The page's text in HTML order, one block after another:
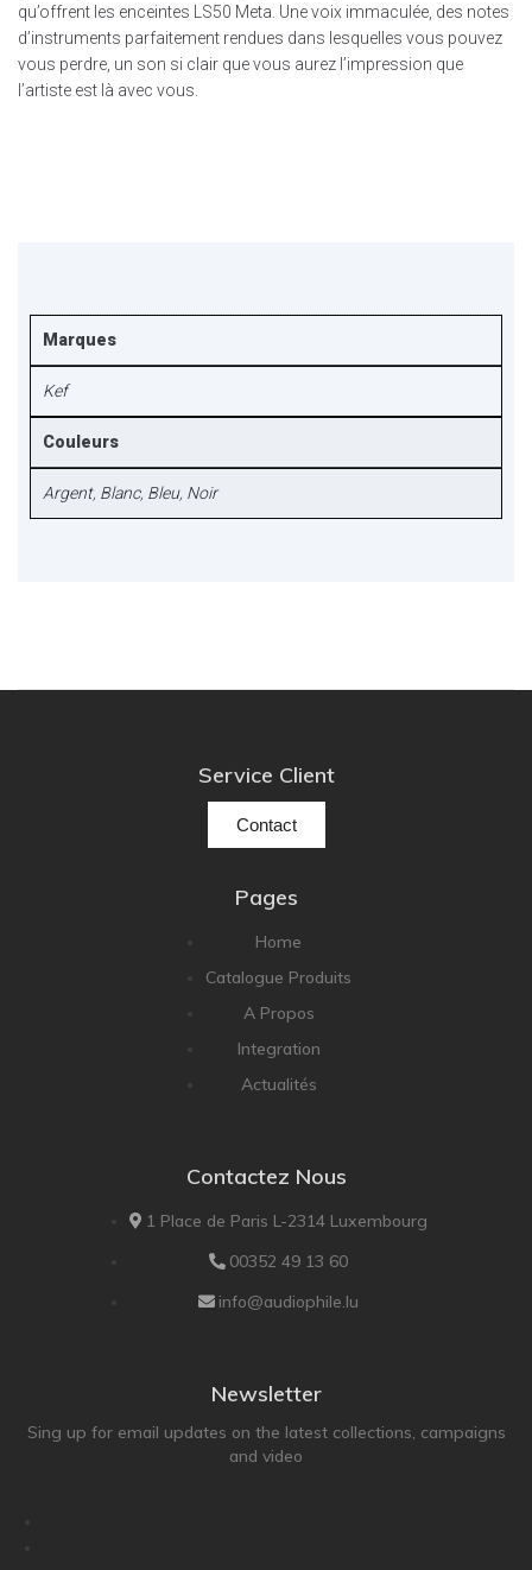
qu’offrent les enceintes LS50 Meta. Une voix immaculée, des notes
d’instruments parfaitement rendues dans lesquelles vous pouvez
vous perdre, un son si clair que vous aurez l’impression que
l’artiste est là avec vous.
Marques
Kef
Couleurs
Argent, Blanc, Bleu, Noir
Service Client
Contact
Pages
Home
Catalogue Produits
A Propos
Integration
Actualités
Contactez Nous
1 Place de Paris L-2314 Luxembourg
00352 49 13 60
info@audiophile.lu
Newsletter
Sing up for email updates on the latest collections, campaigns
and video